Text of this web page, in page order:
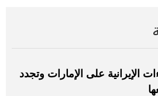
الإيرانية على الإمارات وتجدد